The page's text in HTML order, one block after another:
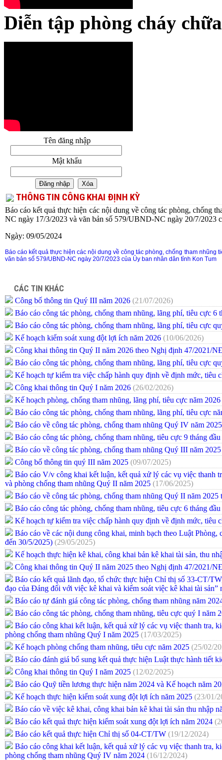
Diễn tập phòng cháy
Tên đăng nhập
Mật khẩu
THÔNG TIN CÔNG KHAI ĐỊNH KỲ
Báo cáo kết quả thực hiện các nội dung về công tác phòng, chống
NC ngày 17/3/2023 và văn bản số 579/UBND-NC ngày 20/7/2023
Ngày: 09/05/2024
Báo cáo kết quả thực hiện các nội dung về công tác phòng, chống tham
văn bản số 579/UBND-NC ngày 20/7/2023 của Ủy ban nhân dân tỉnh Kon Tum
CÁC TIN KHÁC
Công bố thông tin Quý III năm 2026 (21/07/2026)
Báo cáo công tác phòng, chống tham nhũng, lãng phí, tiêu cực 6
Báo cáo công tác phòng, chống tham nhũng, lãng phí, tiêu cực
Kế hoạch kiểm soát xung đột lợi ích năm 2026 (10/06/2026)
Công khai thông tin Quý II năm 2026 theo Nghị định 47/2021/
Báo cáo công tác phòng, chống tham nhũng, lãng phí, tiêu cực
Kế hoạch tự kiểm tra việc chấp hành quy định về định mức, tiêu
Công khai thông tin Quý I năm 2026 (26/02/2026)
Kế hoạch phòng, chống tham nhũng, lãng phí, tiêu cực năm 2026
Báo cáo công tác phòng, chống tham nhũng, lãng phí, tiêu cực
Báo cáo về công tác phòng, chống tham nhũng Quý IV năm
Báo cáo công tác phòng, chống tham nhũng, tiêu cực 9 tháng
Báo cáo về công tác phòng, chống tham nhũng Quý III năm
Công bố thông tin quý III năm 2025 (09/07/2025)
Báo cáo V/v công khai kết luận, kết quả xử lý các vụ việc thanh
và phòng chống tham nhũng Quý II năm 2025 (17/06/2025)
Báo cáo về công tác phòng, chống tham nhũng Quý II năm
Báo cáo công tác phòng, chống tham nhũng, tiêu cực 6 tháng
Kế hoạch tự kiểm tra việc chấp hành quy định về định mức, tiêu
Báo cáo về các nội dung công khai, minh bạch theo Luật
đến 30/5/2025) (29/05/2025)
Kế hoạch thực hiện kê khai, công khai bản kê khai tài sản, thu
Công khai thông tin Quý II năm 2025 theo Nghị định 47/2021/
Báo cáo kết quả lãnh đạo, tổ chức thực hiện Chỉ thị số 33-CT/
đạo của Đảng đối với việc kê khai và kiểm soát việc kê khai tài sản”
Báo cáo tự đánh giá công tác phòng, chống tham nhũng năm
Báo cáo công tác phòng, chống tham nhũng, tiêu cực quý I năm
Báo cáo công khai kết luận, kết quả xử lý các vụ việc thanh tra,
phòng chống tham nhũng Quý I năm 2025 (17/03/2025)
Kế hoạch phòng chống tham nhũng, tiêu cực năm 2025 (25/02/
Báo cáo đánh giá bổ sung kết quả thực hiện Luật thực hành tiết
Công khai thông tin Quý I năm 2025 (12/02/2025)
Báo cáo Quỹ tiền lương thực hiện năm 2024 và Kế hoạch năm
Kế hoạch thực hiện kiểm soát xung đột lợi ích năm 2025 (23/01/
Báo cáo về việc kê khai, công khai bản kê khai tài sản thu nhập
Báo cáo kết quả thực hiện kiểm soát xung đột lợi ích năm 2024
Báo cáo kết quả thực hiện Chỉ thị số 04-CT/TW (19/12/2024)
Báo cáo công khai kết luận, kết quả xử lý các vụ việc thanh tra,
phòng chống tham nhũng Quý IV năm 2024 (16/12/2024)